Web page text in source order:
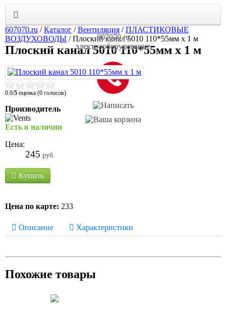
607070.ru
электрооборудование
607070.ru /Каталог /Вентиляция /ПЛАСТИКОВЫЕ
ВОЗДУХОВОДЫ /Плоский канал 5010 110*55мм х 1 м
Плоский канал 5010 110*55мм х 1 м
0.0/5 оценка (0 голосов)
Производитель
Есть в наличии
Цена:
245 руб.
Купить
Цена по карте: 233
Описание Характеристики
Похожие товары